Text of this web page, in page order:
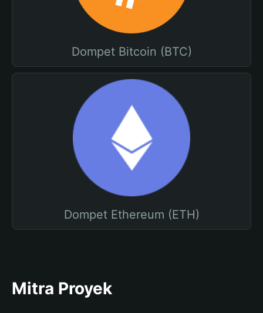
Dompet Bitcoin (BTC)
Dompet Ethereum (ETH)
Mitra Proyek